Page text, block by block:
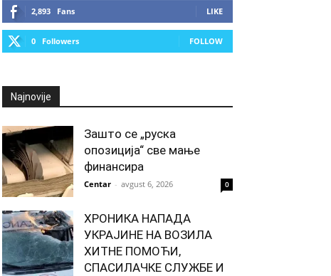
2,893 Fans LIKE
0 Followers FOLLOW
Najnovije
Зашто се „руска
опозиција“ све мање
финансира
Centar - avgust 6, 2026 0
ХРОНИКА НАПАДА
УКРАЈИНЕ НА ВОЗИЛА
ХИТНЕ ПОМОЋИ,
СПАСИЛАЧКЕ СЛУЖБЕ И